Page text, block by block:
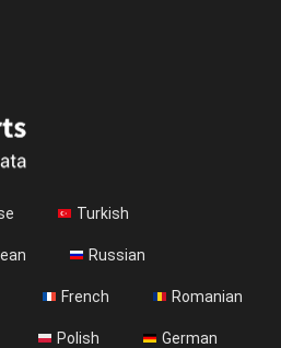
Turkish
Russian
French Romanian
Polish German